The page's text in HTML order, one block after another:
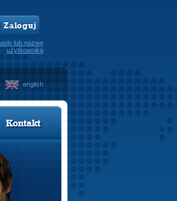
Zaloguj
lub nazwę
użytkownika
english
Kontakt